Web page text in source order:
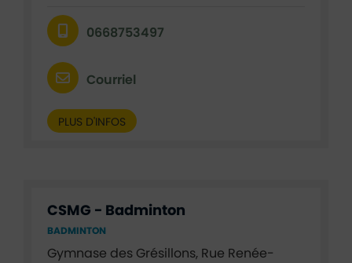
0668753497
Courriel
PLUS D'INFOS
CSMG - Badminton
BADMINTON
Gymnase des Grésillons, Rue Renée-